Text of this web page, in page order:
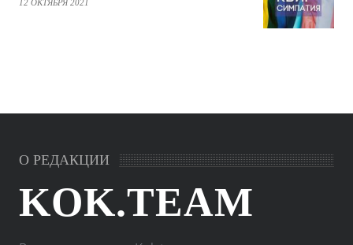
12 ОКТЯБРЯ 2021
О РЕДАКЦИИ
KOK.TEAM